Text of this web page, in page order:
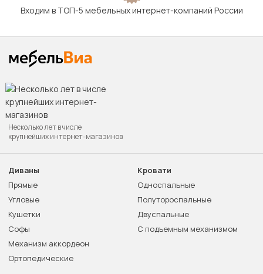
Входим в ТОП-5 мебельных интернет-компаний России
Несколько лет в числе
крупнейших интернет-магазинов
Диваны
Прямые
Угловые
Кушетки
Софы
Механизм аккордеон
Ортопедические
Кровати
Односпальные
Полутороспальные
Двуспальные
С подъемным механизмом